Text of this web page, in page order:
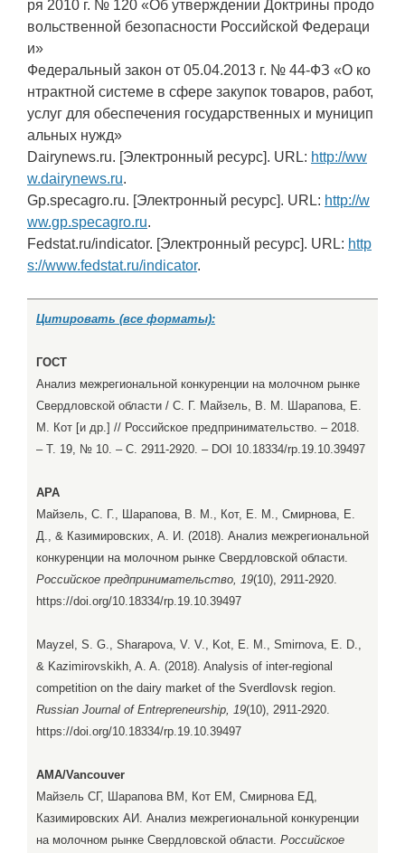
ря 2010 г. № 120 «Об утверждении Доктрины продо
вольственной безопасности Российской Федераци
и»
Федеральный закон от 05.04.2013 г. № 44-ФЗ «О ко
нтрактной системе в сфере закупок товаров, работ,
услуг для обеспечения государственных и муницип
альных нужд»
Dairynews.ru. [Электронный ресурс]. URL: http://ww
w.dairynews.ru.
Gp.specagro.ru. [Электронный ресурс]. URL: http://w
ww.gp.specagro.ru.
Fedstat.ru/indicator. [Электронный ресурс]. URL: http
s://www.fedstat.ru/indicator.
Цитировать (все форматы):
ГОСТ
Анализ межрегиональной конкуренции на молочном рынке
Свердловской области / С. Г. Майзель, В. М. Шарапова, Е.
М. Кот [и др.] // Российское предпринимательство. – 2018.
– Т. 19, № 10. – С. 2911-2920. – DOI 10.18334/rp.19.10.39497
APA
Майзель, С. Г., Шарапова, В. М., Кот, Е. М., Смирнова, Е.
Д., & Казимировских, А. И. (2018). Анализ межрегиональной
конкуренции на молочном рынке Свердловской области.
Российское предпринимательство, 19(10), 2911-2920.
https://doi.org/10.18334/rp.19.10.39497
Mayzel, S. G., Sharapova, V. V., Kot, E. M., Smirnova, E. D.,
& Kazimirovskikh, A. A. (2018). Analysis of inter-regional
competition on the dairy market of the Sverdlovsk region.
Russian Journal of Entrepreneurship, 19(10), 2911-2920.
https://doi.org/10.18334/rp.19.10.39497
AMA/Vancouver
Майзель СГ, Шарапова ВМ, Кот ЕМ, Смирнова ЕД,
Казимировских АИ. Анализ межрегиональной конкуренции
на молочном рынке Свердловской области. Российское